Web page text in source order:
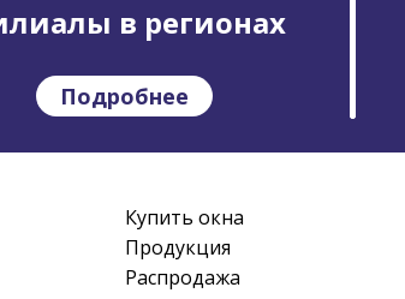
в регионах
Подробнее
Купить окна
Продукция
Распродажа